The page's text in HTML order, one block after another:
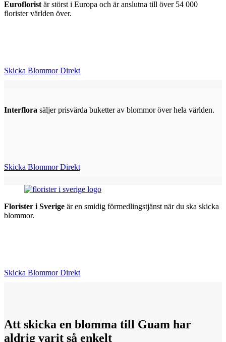
Euroflorist är störst i Europa och är anslutna till över 54 000
florister världen över.
Skicka Blommor Direkt
Interflora säljer prisvärda buketter av blommor över hela världen.
Skicka Blommor Direkt
Florister i Sverige är en smidig förmedlingstjänst när du ska skicka
blommor.
Skicka Blommor Direkt
Att skicka en blomma till Guam har
aldrig varit så enkelt